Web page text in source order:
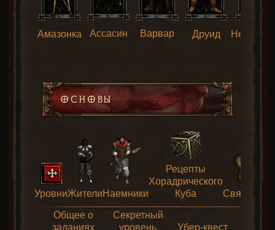
Амазонка Ассасин Варвар Друид
УровниЖителиНаемники
Рецепты
Хорадрического
Куба
Общее о
заданиях
Секретный
уровень
Убер-квест